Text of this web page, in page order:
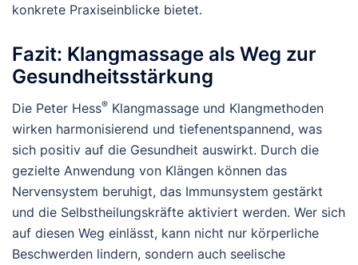
konkrete Praxiseinblicke bietet.
Fazit: Klangmassage als Weg zur
Gesundheitsstärkung
Die Peter Hess® Klangmassage und Klangmethoden
wirken harmonisierend und tiefenentspannend, was
sich positiv auf die Gesundheit auswirkt. Durch die
gezielte Anwendung von Klängen können das
Nervensystem beruhigt, das Immunsystem gestärkt
und die Selbstheilungskräfte aktiviert werden. Wer sich
auf diesen Weg einlässt, kann nicht nur körperliche
Beschwerden lindern, sondern auch seelische